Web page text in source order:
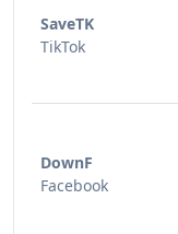
SaveTK
TikTok
DownF
Facebook